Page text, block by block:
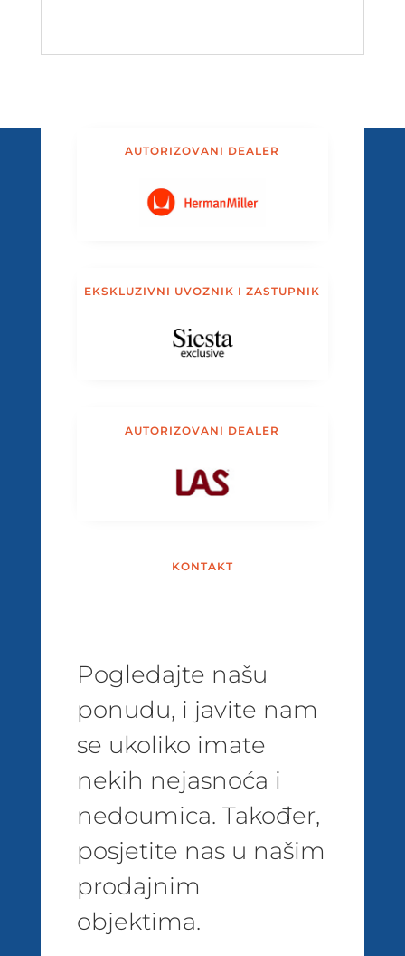
AUTORIZOVANI DEALER
EKSKLUZIVNI UVOZNIK I ZASTUPNIK
AUTORIZOVANI DEALER
KONTAKT
Pogledajte našu
ponudu, i javite nam
se ukoliko imate
nekih nejasnoća i
nedoumica. Također,
posjetite nas u našim
prodajnim
objektima.